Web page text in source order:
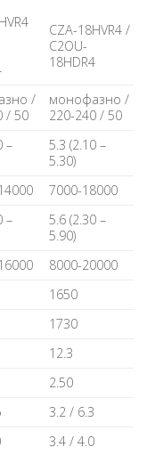
CZA-18HVR4 /
C2OU-
18HDR4
/
/ 50
монофазно /
220-240 / 50
–
5.3 (2.10 –
5.30)
7000-18000
–
5.6 (2.30 –
5.90)
8000-20000
1650
1730
12.3
2.50
3.2 / 6.3
3.4 / 4.0